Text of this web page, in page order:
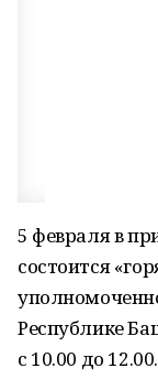
5 февраля в
состоится
Республике
с 10.00 до 12.00.